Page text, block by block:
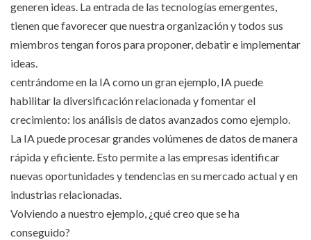
generen ideas. La entrada de las tecnologías emergentes,
tienen que favorecer que nuestra organización y todos sus
miembros tengan foros para proponer, debatir e implementar
ideas.
centrándome en la IA como un gran ejemplo, IA puede
habilitar la diversificación relacionada y fomentar el
crecimiento: los análisis de datos avanzados como ejemplo.
La IA puede procesar grandes volúmenes de datos de manera
rápida y eficiente. Esto permite a las empresas identificar
nuevas oportunidades y tendencias en su mercado actual y en
industrias relacionadas.
Volviendo a nuestro ejemplo, ¿qué creo que se ha
conseguido?